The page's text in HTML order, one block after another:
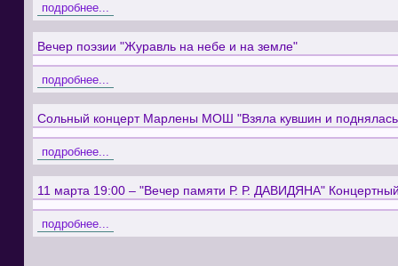
подробнее...
Вечер поэзии "Журавль на небе и на земле"
подробнее...
Сольный концерт Марлены МОШ "Взяла кувшин и поднялась
подробнее...
11 марта 19:00 – "Вечер памяти Р. Р. ДАВИДЯНА"
подробнее...